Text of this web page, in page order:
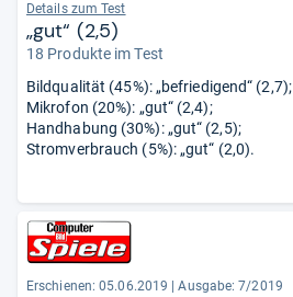
Details zum Test
„gut“ (2,5)
18 Produkte im Test
Bildqualität (45%): „befriedigend“ (2,7);
Mikrofon (20%): „gut“ (2,4);
Handhabung (30%): „gut“ (2,5);
Stromverbrauch (5%): „gut“ (2,0).
Erschienen: 05.06.2019
Ausgabe: 7/2019